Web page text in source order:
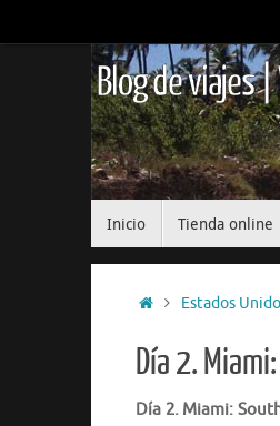
al
Blog de viajes
Inicio Tienda online
InicioEstados
Día 2.
Día 2. Miami: